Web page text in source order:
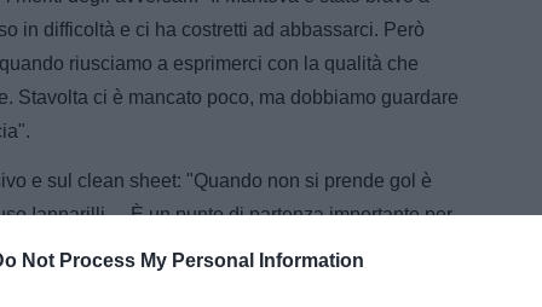
Not Process My Personal Information
in difficoltà e ci ha costretti ad abbassarci. Però
riusciamo a esprimerci con la qualità che
Stavolta ci è mancato poco, ma dobbiamo guardare
e sul clean sheet: "Quando non si prende gol è
Iannarilli –. È un punto di partenza importante per
su questa strada".